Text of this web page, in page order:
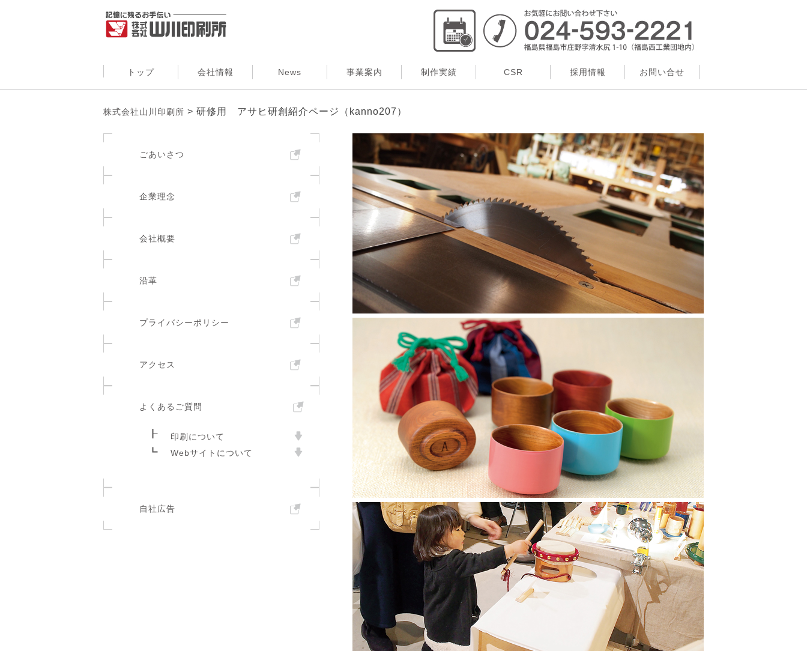
トップ 会社情報 News 事業案内 制作実績 CSR 採用情報 お問い合せ
株式会社山川印刷所 > 研修用 アサヒ研創紹介ページ（kanno207）
ごあいさつ
企業理念
会社概要
沿革
プライバシーポリシー
アクセス
よくあるご質問
印刷について
Webサイトについて
自社広告